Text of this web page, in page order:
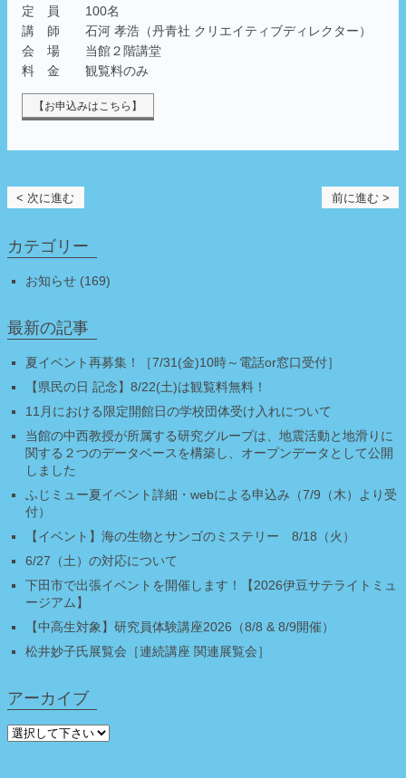
定 員 100名
講 師 石河 孝浩（丹青社 クリエイティブディレクター）
会 場 当館２階講堂
料 金 観覧料のみ
【お申込みはこちら】
前に進む >
< 次に進む
カテゴリー
お知らせ (169)
最新の記事
夏イベント再募集！［7/31(金)10時～電話or窓口受付］
【県民の日 記念】8/22(土)は観覧料無料！
11月における限定開館日の学校団体受け入れについて
当館の中西教授が所属する研究グループは、地震活動と地滑りに
関する２つのデータベースを構築し、オープンデータとして公開
しました
ふじミュー夏イベント詳細・webによる申込み（7/9（木）より受
付）
【イベント】海の生物とサンゴのミステリー 8/18（火）
6/27（土）の対応について
下田市で出張イベントを開催します！【2026伊豆サテライトミュ
ージアム】
【中高生対象】研究員体験講座2026（8/8 & 8/9開催）
松井妙子氏展覧会［連続講座 関連展覧会］
アーカイブ